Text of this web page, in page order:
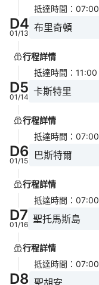
抵達時間 ： 07:00
D4
01/13 布里奇頓
行程詳情
抵達時間 ： 11:00
D5
01/14 卡斯特里
行程詳情
抵達時間 ： 07:00
D6
01/15 巴斯特爾
行程詳情
抵達時間 ： 07:00
D7
01/16 聖托馬斯島
行程詳情
抵達時間 ： 07:00
D8 聖胡安